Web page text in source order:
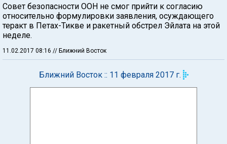
Совет безопасности ООН не смог прийти к согласию
относительно формулировки заявления, осуждающего
теракт в Петах-Тикве и ракетный обстрел Эйлата на этой
неделе.
11.02.2017 08:16 // Ближний Восток
Ближний Восток :: 11 февраля 2017 г.